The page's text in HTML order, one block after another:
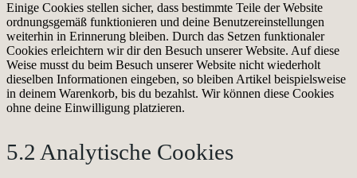
Einige Cookies stellen sicher, dass bestimmte Teile der Website
ordnungsgemäß funktionieren und deine Benutzereinstellungen
weiterhin in Erinnerung bleiben. Durch das Setzen funktionaler
Cookies erleichtern wir dir den Besuch unserer Website. Auf diese
Weise musst du beim Besuch unserer Website nicht wiederholt
dieselben Informationen eingeben, so bleiben Artikel beispielsweise
in deinem Warenkorb, bis du bezahlst. Wir können diese Cookies
ohne deine Einwilligung platzieren.
5.2 Analytische Cookies